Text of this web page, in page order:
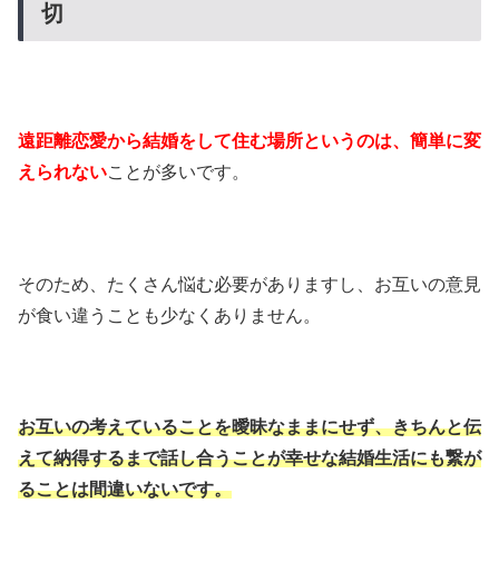
切
遠距離恋愛から結婚をして住む場所というのは、簡単に変
えられないことが多いです。
そのため、たくさん悩む必要がありますし、お互いの意見
が食い違うことも少なくありません。
お互いの考えていることを曖昧なままにせず、きちんと伝
えて納得するまで話し合うことが幸せな結婚生活にも繋が
ることは間違いないです。